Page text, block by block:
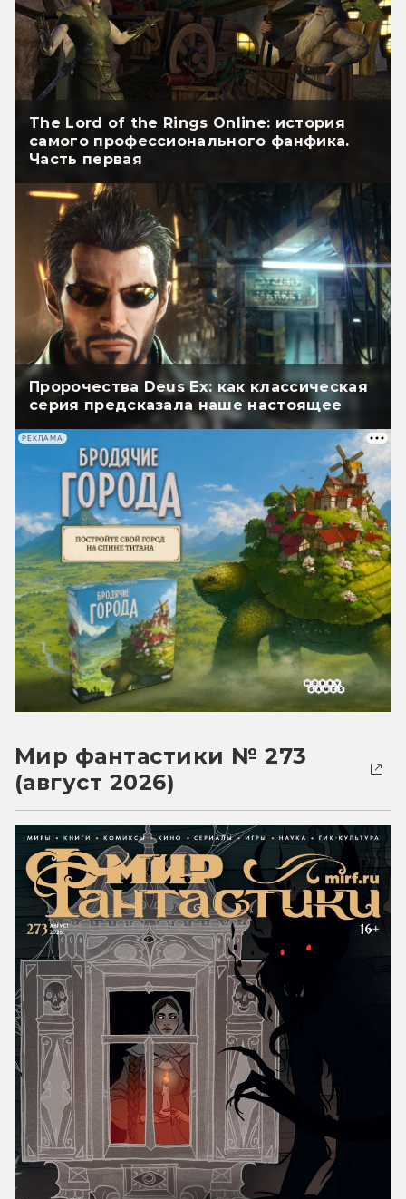
The Lord of the Rings Online: история
самого профессионального фанфика.
Часть первая
Пророчества Deus Ex: как классическая
серия предсказала наше настоящее
РЕКЛАМА
Мир фантастики № 273
(август 2026)